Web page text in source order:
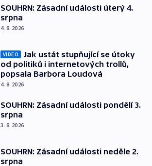
SOUHRN: Zásadní události úterý 4.
srpna
4. 8. 2026
VIDEO
Jak ustát stupňující se útoky
od politiků i internetových trollů,
popsala Barbora Loudová
4. 8. 2026
SOUHRN: Zásadní události pondělí 3.
srpna
3. 8. 2026
SOUHRN: Zásadní události neděle 2.
srpna